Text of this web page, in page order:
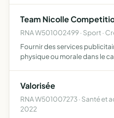
Team Nicolle
RNA W501002499 · Sport ·
Fournir des services
physique ou morale dans le
Valorisée
RNA W501007273 · Santé et
2022